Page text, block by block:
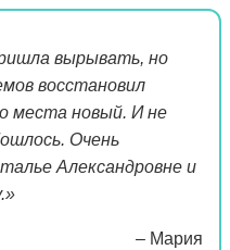
вырывать, но
восстановил
места новый. И не
Очень
Александровне и
– Мария